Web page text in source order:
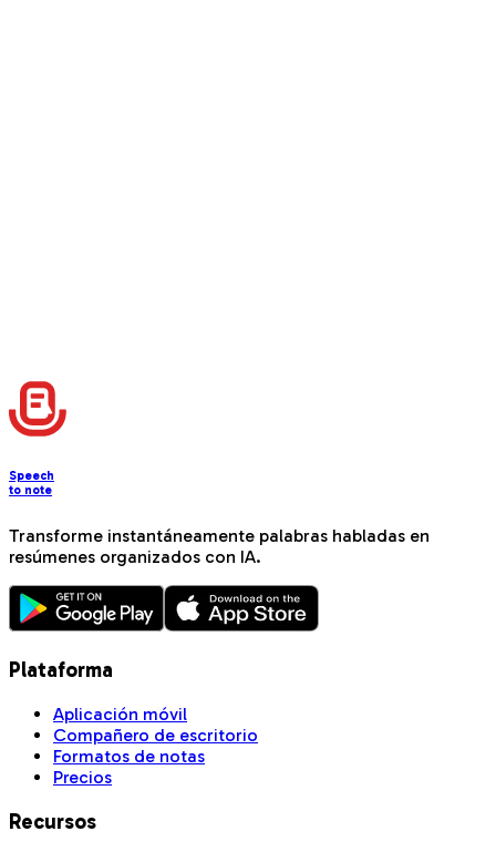
Do I need internet access to record notes?
Speech
to note
Transforme instantáneamente palabras habladas en
resúmenes organizados con IA.
Plataforma
Aplicación móvil
Compañero de escritorio
Formatos de notas
Precios
Recursos